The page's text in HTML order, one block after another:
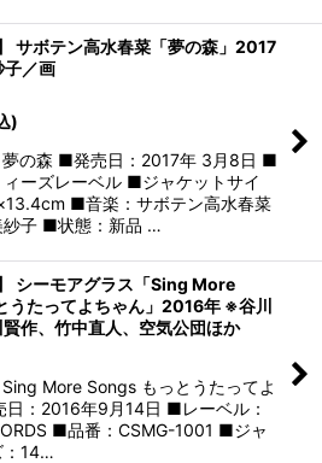
サボテン高水春菜「夢の森」2017
／画
)
の森 ■発売日：2017年 3月8日 ■
ーズレーベル ■ジャケットサイ
■音楽：サボテン高水春菜
子 ■状態：新品 …
シーモアグラス「Sing More
うたってよちゃん」2016年 ※谷川
作、竹中直人、空気公団ほか
More Songs もっとうたってよ
：2016年9月14日 ■レーベル：
■品番：CSMG-1001 ■ジャ
：14…